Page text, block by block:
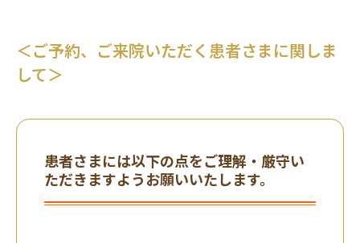
＜ご予約、ご来院いただく患者さまに関しま
して＞
患者さまには以下の点をご理解・厳守い
ただきますようお願いいたします。